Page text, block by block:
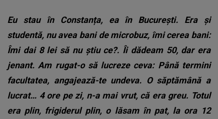
Eu stau în Constanța, ea în București. Era și
studentă, nu avea bani de microbuz, îmi cerea bani:
Îmi dai 8 lei să nu știu ce?. Îi dădeam 50, dar era
jenant. Am rugat-o să lucreze ceva: Până termini
facultatea, angajează-te undeva. O săptămână a
lucrat… 4 ore pe zi, n-a mai vrut, că era greu. Totul
era plin, frigiderul plin, o lăsam în pat, la ora 12